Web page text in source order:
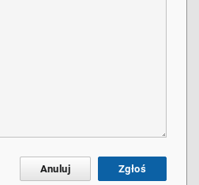
Anuluj Zgłoś